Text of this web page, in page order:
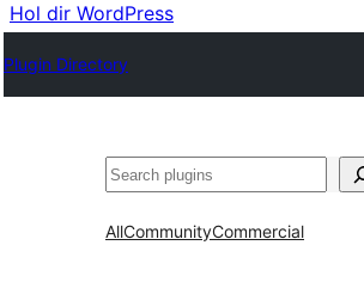
Hol dir WordPress
Plugin Directory
Suchen
AllCommunityCommercial